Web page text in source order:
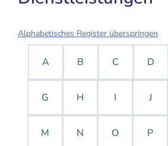
Alphabetisches Register überspringen
A B C D
G H I J
M N O P